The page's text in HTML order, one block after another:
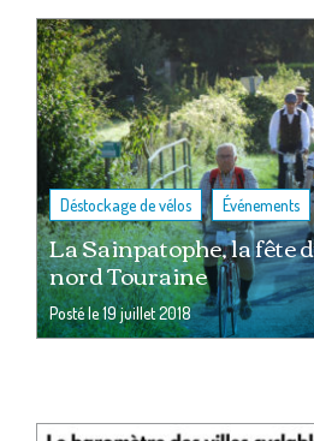
Déstockage de vélos , Événements
La Sainpatophe, la fête
nord Touraine
Posté le19 juillet 2018